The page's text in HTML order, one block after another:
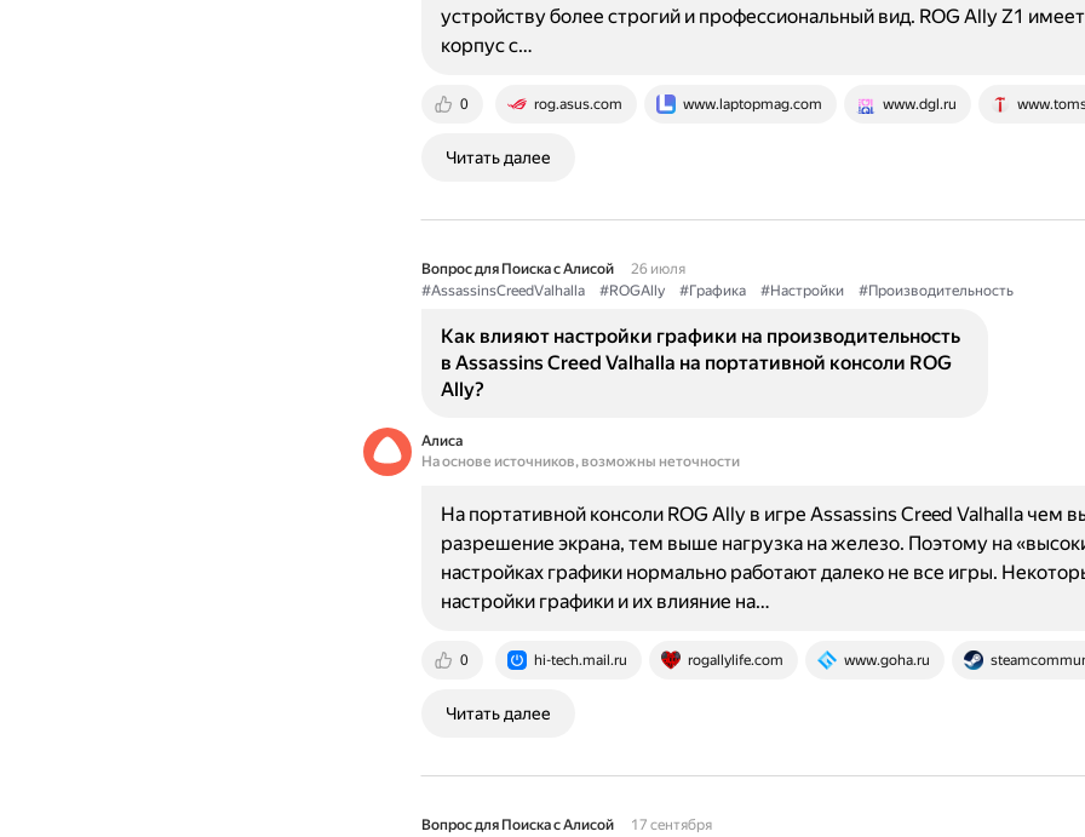
0 rog.asus.com www.laptopmag.com www.dgl.ru
устройству более строгий и профессиональный вид. ROG Ally Z1
корпус с…
Читать далее
Вопрос для Поиска с Алисой
26 июля
#AssassinsCreedValhalla
#ROGAlly #Графика #Настройки #Производительность
Как влияют настройки графики на производительность
в Assassins Creed Valhalla на портативной консоли ROG
Ally?
Алиса
На основе источников, возможны неточности
0 hi-tech.mail.ru rogallylife.com www.goha.ru
На портативной консоли ROG Ally в игре Assassins Creed Valhalla чем
разрешение экрана, тем выше нагрузка на железо. Поэтому на
настройках графики нормально работают далеко не все игры.
настройки графики и их влияние на…
Читать далее
Вопрос для Поиска с Алисой
17 сентября